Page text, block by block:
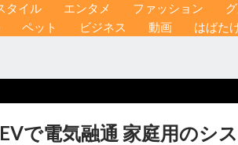
タイル エンタメ ファッション
ペット ビジネス 動画 はばた
で電気融通 家庭用のシ